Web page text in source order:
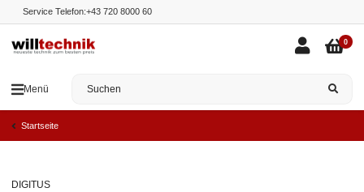
Service Telefon:+43 720 8000 60
Menü
0
Startseite
DIGITUS